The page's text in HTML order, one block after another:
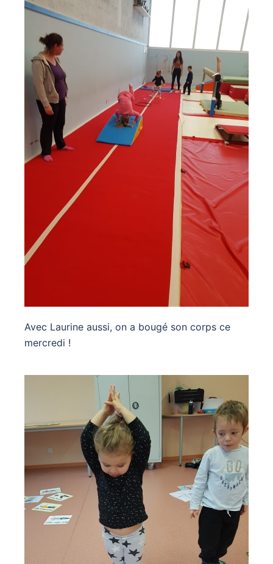
Avec Laurine aussi, on a bougé son corps ce
mercredi !